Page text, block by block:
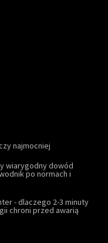
najmocniej
wiarygodny dowód
po normach i
- dlaczego 2-3 minuty
chroni przed awarią